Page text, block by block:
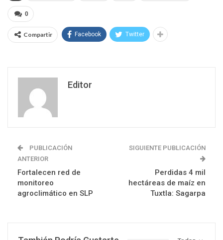
0
Compartir Facebook Twitter
Editor
PUBLICACIÓN
ANTERIOR
Fortalecen red de
monitoreo
agroclimático en SLP
SIGUIENTE PUBLICACIÓN
Perdidas 4 mil
hectáreas de maíz en
Tuxtla: Sagarpa